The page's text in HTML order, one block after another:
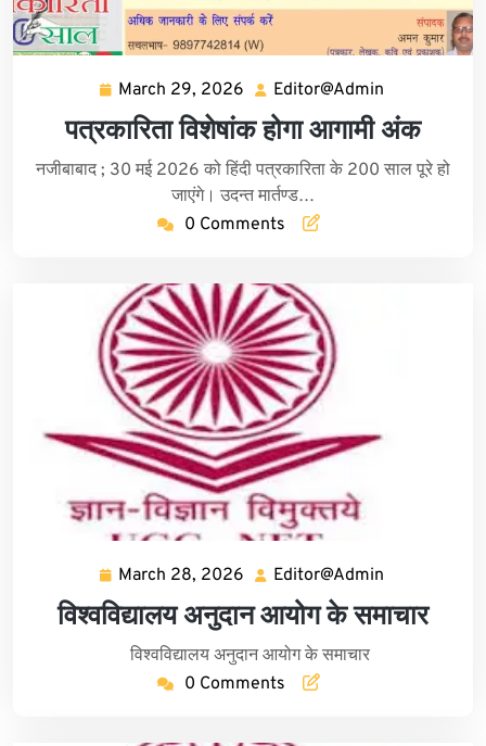
March 29, 2026 March
29,
2026
Editor@Admin
पत्रकारिता विशेषांक होगा आगामी अंक
नजीबाबाद ; 30 मई 2026 को हिंदी पत्रकारिता के 200 साल पूरे हो
जाएंगे। उदन्त मार्तण्ड…
0 Comments
March 28, 2026 March
28,
2026
Editor@Admin
विश्वविद्यालय अनुदान आयोग के समाचार
विश्वविद्यालय अनुदान आयोग के समाचार
0 Comments